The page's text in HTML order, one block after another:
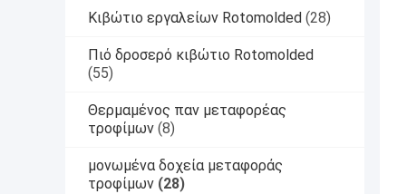
Κιβώτιο εργαλείων Rotomolded (28)
Πιό δροσερό κιβώτιο Rotomolded
(55)
Θερμαμένος παν μεταφορέας
τροφίμων (8)
μονωμένα δοχεία μεταφοράς
τροφίμων (28)